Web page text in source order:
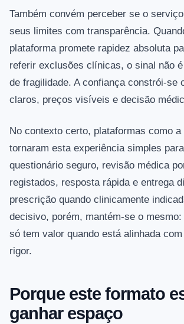
Também convém perceber se o
seus limites com transparência.
plataforma promete rapidez absoluta
referir exclusões clínicas, o sinal não
de fragilidade. A confiança constrói-se
claros, preços visíveis e decisão
No contexto certo, plataformas como a
tornaram esta experiência simples
questionário seguro, revisão médica
registados, resposta rápida e entrega
prescrição quando clinicamente
decisivo, porém, mantém-se o
só tem valor quando está alinhada
rigor.
Porque este formato
ganhar espaço